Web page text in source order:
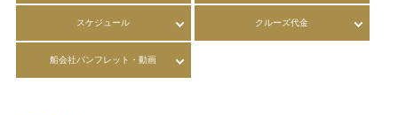
スケジュール クルーズ代金
船会社パンフレット・動画